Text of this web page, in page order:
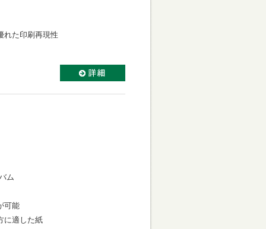
れた印刷再現性
ム
可能
に適した紙